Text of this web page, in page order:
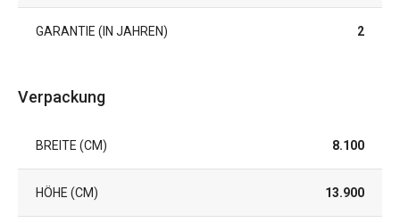
GARANTIE (IN JAHREN) 2
Verpackung
BREITE (CM) 8.100
HÖHE (CM) 13.900